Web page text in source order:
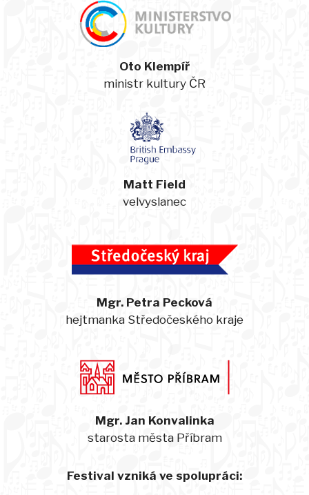
Oto Klempíř
ministr kultury ČR
Matt Field
velvyslanec
Mgr. Petra Pecková
hejtmanka Středočeského kraje
Mgr. Jan Konvalinka
starosta města Příbram
Festival vzniká ve spolupráci: